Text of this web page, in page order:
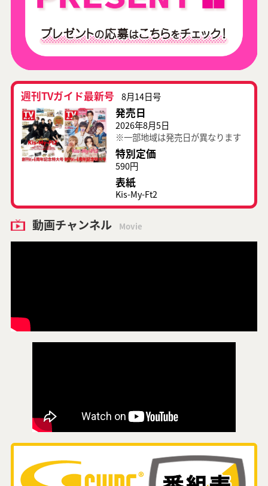
週刊TVガイド最新号 8月14日号
発売日
2026年8月5日
※一部地域は発売日が異なります
特別定価
590円
表紙
Kis-My-Ft2
動画チャンネル Movie